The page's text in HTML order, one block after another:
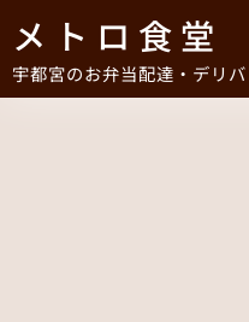
メトロ食堂
宇都宮のお弁当配達・デリ